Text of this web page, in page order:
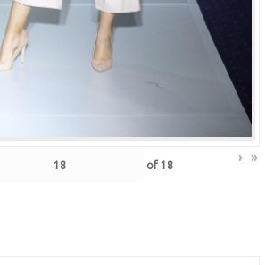
of 18 › »